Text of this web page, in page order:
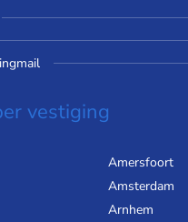
vestiging
Amersfoort
Amsterdam
Arnhem